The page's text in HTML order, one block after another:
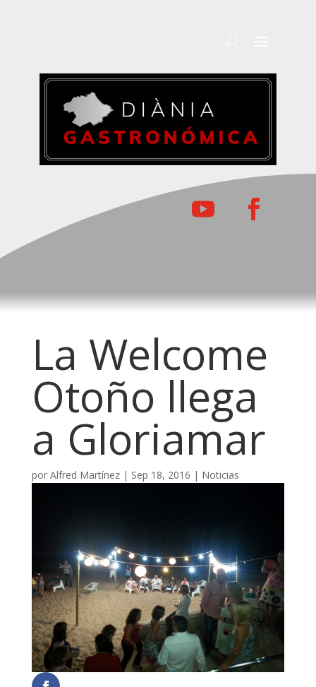
La Welcome
Otoño llega
a Gloriamar
por Alfred Martínez| Sep 18, 2016 | Noticias